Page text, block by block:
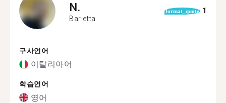
N.
Barletta
format_quote 1
구사언어
이탈리아어
학습언어
영어